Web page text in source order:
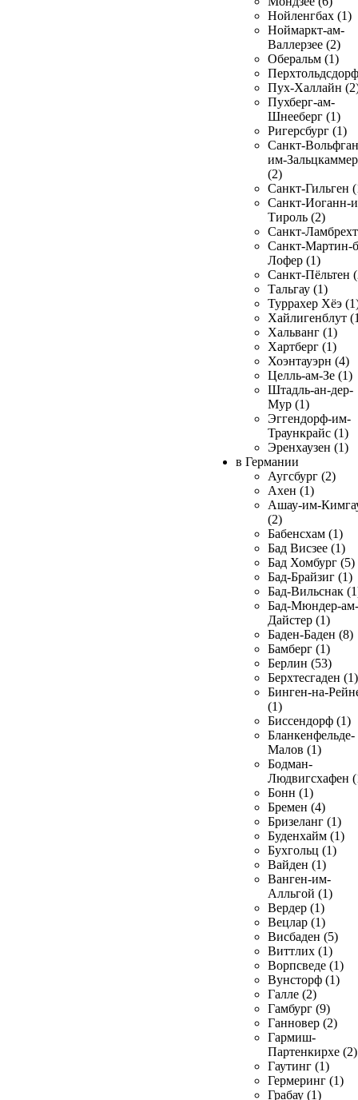
Нойленгбах (1)
Ноймаркт-ам-
Валлерзее (2)
Оберальм (1)
Пух-Халлайн
Пухберг-ам-
Шнееберг (1)
Ригерсбург (1)
Санкт-
им-
(2)
Санкт-Гильген
Санкт-Иоганн-
Тироль (2)
Санкт-
Санкт-Мартин-
Лофер (1)
Санкт-Пёльтен
Тальгау (1)
Туррахер Хёэ
Хайлигенблут
Хальванг (1)
Хартберг (1)
Хоэнтауэрн (4)
Целль-ам-Зе (1)
Штадль-ан-дер-
Мур (1)
Эггендорф-им-
Траункрайс (1)
Эренхаузен (1)
в Германии
Аугсбург (2)
Ахен (1)
Ашау-им-
(2)
Бабенсхам (1)
Бад Висзее (1)
Бад Хомбург (5)
Бад-Брайзиг (1)
Бад-Вильснак
Бад-Мюндер-ам-
Дайстер (1)
Баден-Баден (8)
Бамберг (1)
Берлин (53)
Берхтесгаден (1)
Бинген-на-
(1)
Биссендорф (1)
Бланкенфельде-
Малов (1)
Бодман-
Людвигсхафен
Бонн (1)
Бремен (4)
Бризеланг (1)
Буденхайм (1)
Бухгольц (1)
Вайден (1)
Ванген-им-
Алльгой (1)
Вердер (1)
Вецлар (1)
Висбаден (5)
Виттлих (1)
Ворпсведе (1)
Вунсторф (1)
Галле (2)
Гамбург (9)
Ганновер (2)
Гармиш-
Партенкирхе (2)
Гаутинг (1)
Гермеринг (1)
Грабау (1)